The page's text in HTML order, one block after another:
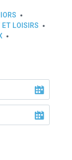
ET LOISIRS